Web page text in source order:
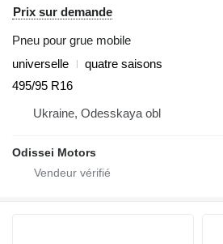
Prix sur demande
Pneu pour grue mobile
universelle
quatre saisons
495/95 R16
Ukraine, Odesskaya obl
Odissei Motors